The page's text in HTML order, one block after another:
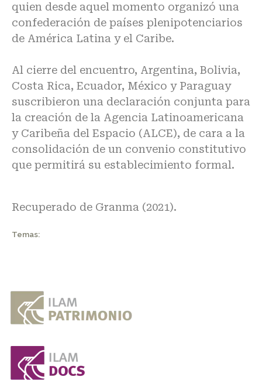
quien desde aquel momento organizó una
confederación de países plenipotenciarios
de América Latina y el Caribe.
Al cierre del encuentro, Argentina, Bolivia,
Costa Rica, Ecuador, México y Paraguay
suscribieron una declaración conjunta para
la creación de la Agencia Latinoamericana
y Caribeña del Espacio (ALCE), de cara a la
consolidación de un convenio constitutivo
que permitirá su establecimiento formal.
Recuperado de Granma (2021).
Temas: